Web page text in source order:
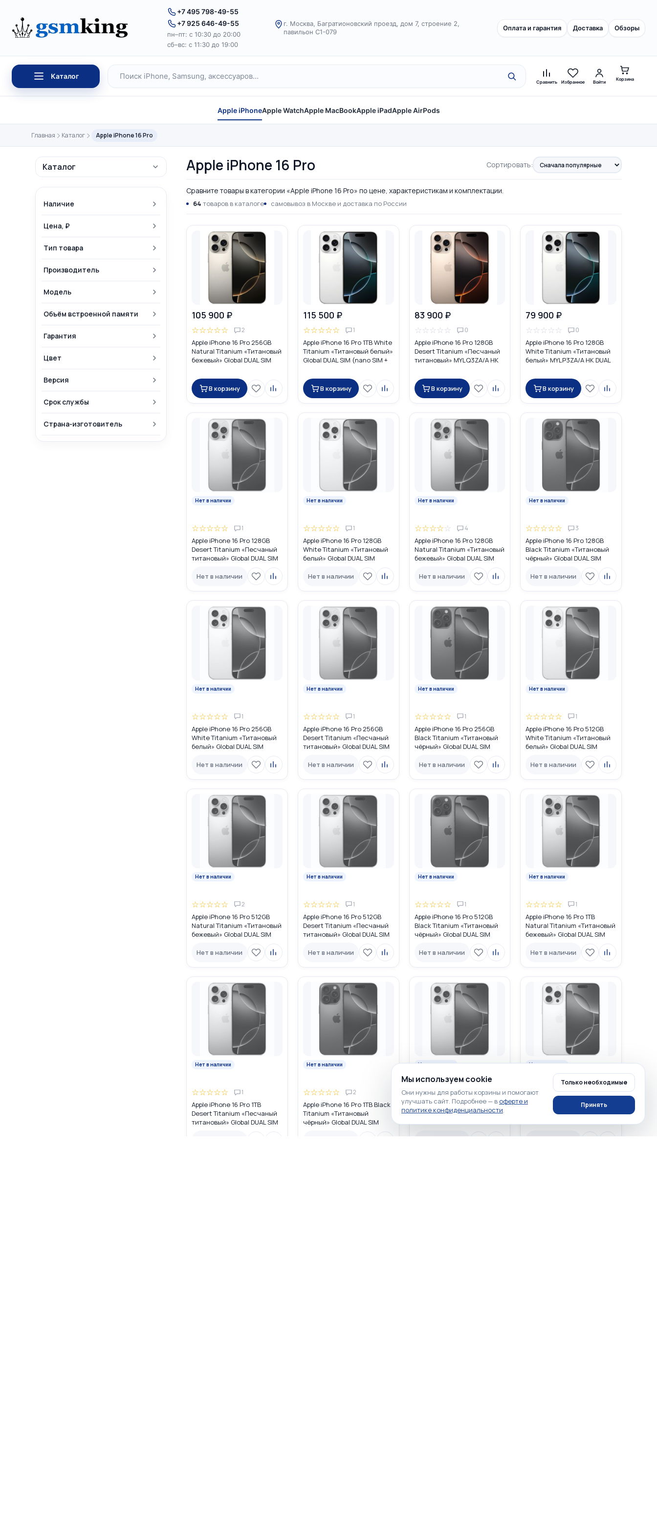
+7 495 798-49-55
+7 925 646-49-55
пн–пт: с 10:30 до 20:00
сб–вс: с 11:30 до 19:00
г. Москва, Багратионовский проезд, дом 7, строение 2,
павильон С1-079
Оплата и гарантия Доставка Обзоры
Каталог
Поиск по каталогу Сравнить Избранное Войти
Корзина
Apple iPhoneApple WatchApple MacBookApple iPadApple AirPods
Главная Каталог Apple iPhone 16 Pro
Каталог
Наличие
Цена, ₽
Тип товара
Производитель
Модель
Объём встроенной памяти
Гарантия
Цвет
Версия
Срок службы
Страна-изготовитель
Apple iPhone 16 Pro Сортировать:
Сравните товары в категории «Apple iPhone 16 Pro» по цене, характеристикам и комплектации.
64 товаров в каталоге самовывоз в Москве и доставка по России
105 900 ₽
☆☆☆☆☆ 2
Apple iPhone 16 Pro 256GB
Natural Titanium «Tитановый
бежевый» Global DUAL SIM
В корзину
115 500 ₽
☆☆☆☆☆ 1
Apple iPhone 16 Pro 1TB White
Titanium «Титановый белый»
Global DUAL SIM (nano SIM +
В корзину
83 900 ₽
☆☆☆☆☆ 0
Apple iPhone 16 Pro 128GB
Desert Titanium «Песчаный
титановый» MYLQ3ZA/A HK
В корзину
79 900 ₽
☆☆☆☆☆ 0
Apple iPhone 16 Pro 128GB
White Titanium «Титановый
белый» MYLP3ZA/A HK DUAL
В корзину
Нет в наличии
☆☆☆☆☆ 1
Apple iPhone 16 Pro 128GB
Desert Titanium «Песчаный
титановый» Global DUAL SIM
Нет в наличии
Нет в наличии
☆☆☆☆☆ 1
Apple iPhone 16 Pro 128GB
White Titanium «Титановый
белый» Global DUAL SIM
Нет в наличии
Нет в наличии
☆☆☆☆☆ 4
Apple iPhone 16 Pro 128GB
Natural Titanium «Tитановый
бежевый» Global DUAL SIM
Нет в наличии
Нет в наличии
☆☆☆☆☆ 3
Apple iPhone 16 Pro 128GB
Black Titanium «Титановый
чёрный» Global DUAL SIM
Нет в наличии
Нет в наличии
☆☆☆☆☆ 1
Apple iPhone 16 Pro 256GB
White Titanium «Титановый
белый» Global DUAL SIM
Нет в наличии
Нет в наличии
☆☆☆☆☆ 1
Apple iPhone 16 Pro 256GB
Desert Titanium «Песчаный
титановый» Global DUAL SIM
Нет в наличии
Нет в наличии
☆☆☆☆☆ 1
Apple iPhone 16 Pro 256GB
Black Titanium «Титановый
чёрный» Global DUAL SIM
Нет в наличии
Нет в наличии
☆☆☆☆☆ 1
Apple iPhone 16 Pro 512GB
White Titanium «Титановый
белый» Global DUAL SIM
Нет в наличии
Нет в наличии
☆☆☆☆☆ 2
Apple iPhone 16 Pro 512GB
Natural Titanium «Tитановый
бежевый» Global DUAL SIM
Нет в наличии
Нет в наличии
☆☆☆☆☆ 1
Apple iPhone 16 Pro 512GB
Desert Titanium «Песчаный
титановый» Global DUAL SIM
Нет в наличии
Нет в наличии
☆☆☆☆☆ 1
Apple iPhone 16 Pro 512GB
Black Titanium «Титановый
чёрный» Global DUAL SIM
Нет в наличии
Нет в наличии
☆☆☆☆☆ 1
Apple iPhone 16 Pro 1TB
Natural Titanium «Tитановый
бежевый» Global DUAL SIM
Нет в наличии
Нет в наличии
☆☆☆☆☆ 1
Apple iPhone 16 Pro 1TB
Desert Titanium «Песчаный
титановый» Global DUAL SIM
Нет в наличии
☆☆☆☆☆ 2
Apple iPhone 16 Pro 1TB Black
Titanium «Титановый
чёрный» Global DUAL SIM
Нет в наличии
☆☆☆ ☆☆ 0
Apple iPhone 16 Pro 128GB
Desert Titanium «Песчаный
титановый» MYMC3LL/A USA
Нет в наличии
☆☆ ☆☆ 0
Apple iPhone 16 Pro 128GB
White Titanium «Титановый
белый» MYMA3LL/A USA
Мы используем cookie
Они нужны для работы корзины и помогают
улучшать сайт. Подробнее — в оферте и
политике конфиденциальности.
Только необходимые
Принять